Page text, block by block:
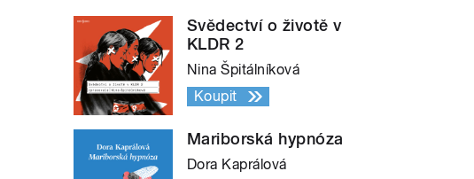
Svědectví o životě v
KLDR 2
Nina Špitálníková
Koupit
Mariborská hypnóza
Dora Kaprálová